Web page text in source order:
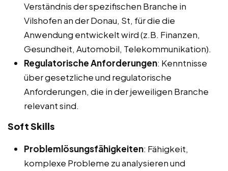
Verständnis der spezifischen Branche in
Vilshofen an der Donau, St, für die die
Anwendung entwickelt wird (z.B. Finanzen,
Gesundheit, Automobil, Telekommunikation).
Regulatorische Anforderungen: Kenntnisse
über gesetzliche und regulatorische
Anforderungen, die in der jeweiligen Branche
relevant sind.
Soft Skills
Problemlösungsfähigkeiten: Fähigkeit,
komplexe Probleme zu analysieren und